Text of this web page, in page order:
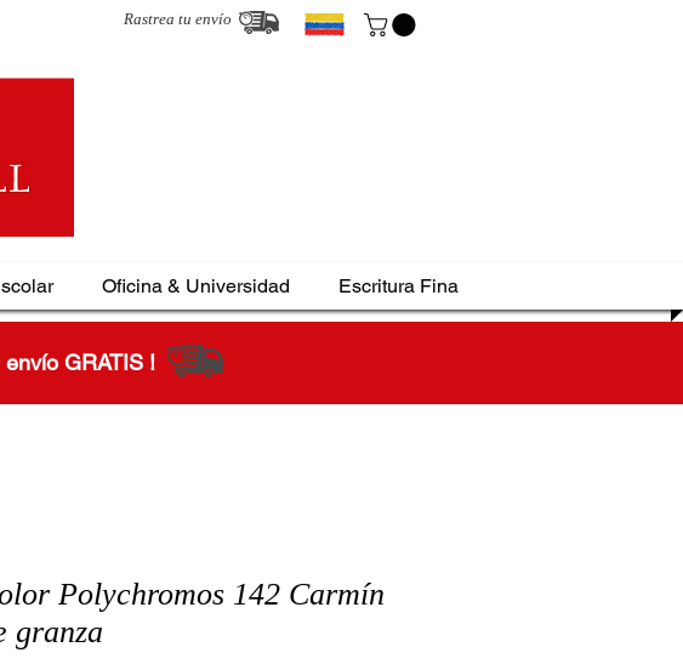
Rastrea tu envío
Oficina & Universidad Escritura Fina
GRATIS !
Polychromos 142 Carmín
granza